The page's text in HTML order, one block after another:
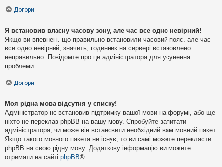
Догори
Я встановив власну часову зону, але час все одно невірний!
Якщо ви впевнені, що правильно встановили часовий пояс, але час
все одно невірний, значить, годинник на сервері встановлено
неправильно. Повідомте про це адміністратора для усунення
проблеми.
Догори
Моя рідна мова відсутня у списку!
Адміністратор не встановив підтримку вашої мови на форумі, або ще
ніхто не переклав phpBB на вашу мову. Спробуйте запитати
адміністратора, чи може він встановити необхідний вам мовний пакет.
Якщо такого мовного пакета не існує, то ви самі можете перекласти
phpBB на свою рідну мову. Додаткову інформацію ви можете
отримати на сайті phpBB®.